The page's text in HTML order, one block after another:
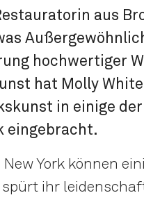
aus
hochwertiger
hat Molly
in einige
eingebracht.
York können
ihr